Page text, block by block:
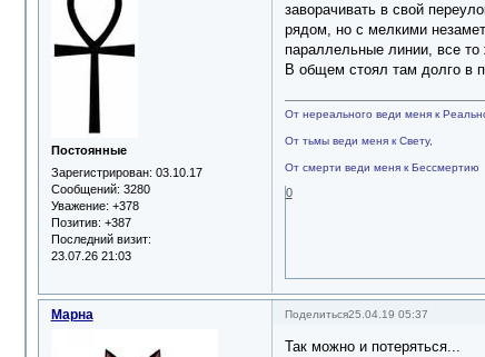
Постоянные
Зарегистрирован: 03.10.17
Сообщений: 3280
Уважение: +378
Позитив: +387
Последний визит:
23.07.26 21:03
заворачивать в свой
рядом, но с мелкими
параллельные линии, все
В общем стоял там долго в
От нереального веди меня к
От тьмы веди меня к Свету,
От смерти веди меня к Бессмертию
0
Поделиться25.04.19 05:37
Марна
Так можно и потеряться...